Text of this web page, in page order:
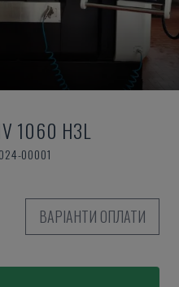
1060 H3L
00001
ВАРІАНТИ ОПЛАТИ